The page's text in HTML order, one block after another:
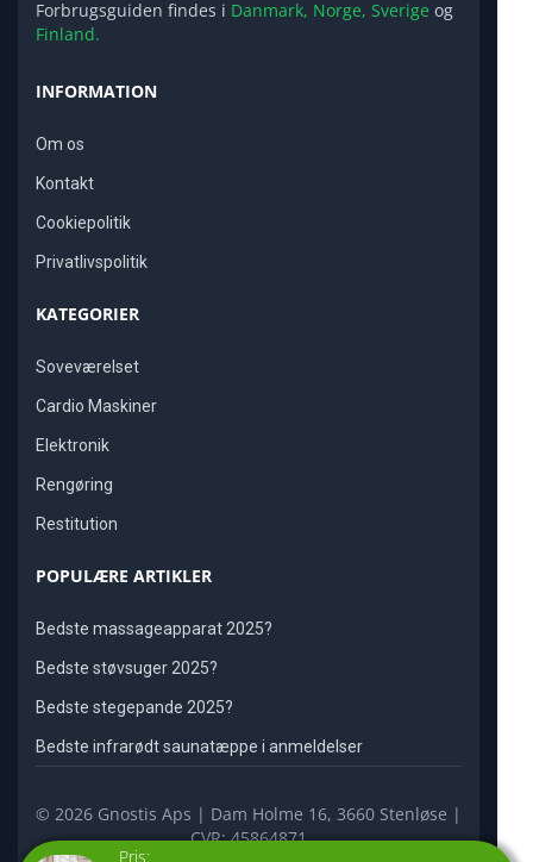
Pris:
Forbrugsguiden findes i Danmark, Norge, Sverige og
Finland.
INFORMATION
Om os
Kontakt
Cookiepolitik
Privatlivspolitik
KATEGORIER
Soveværelset
Cardio Maskiner
Elektronik
Rengøring
Restitution
POPULÆRE ARTIKLER
Bedste massageapparat 2025?
Bedste støvsuger 2025?
Bedste stegepande 2025?
Bedste infrarødt saunatæppe i anmeldelser
© 2026 Gnostis Aps | Dam Holme 16, 3660 Stenløse |
CVR: 45864871